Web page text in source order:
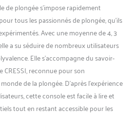
design vraiment innovant et
inédit Les outils sont
disposés sur des plans
légèrement inclinés, ce qui
améliore encore le design et
permet une plus grande
lisibilité L'utilisation de
matériaux avancés, tels que
le polycarbonate et le
desmopan, ont permis de
réduire au minimum les
de plongée s’impose rapidement
tous les passionnés de plongée, qu’ils
Avec une moyenne de 4, 3
a su séduire de nombreux utilisateurs
Elle s’accompagne du savoir-
reconnue pour son
de la plongée. D’après l’expérience
cette console est facile à lire et
tout en restant accessible pour les